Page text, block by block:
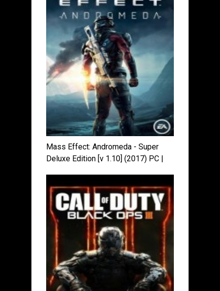
Mass Effect: Andromeda - Super
Deluxe Edition [v 1.10] (2017) PC |